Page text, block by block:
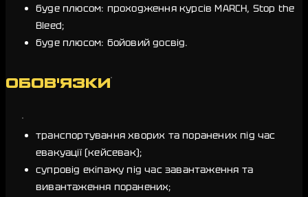
буде плюсом: проходження курсів MARCH, Stop the
Bleed;
буде плюсом: бойовий досвід.
ОБОВ'ЯЗКИ
транспортування хворих та поранених під час
евакуації (кейсевак);
супровід екіпажу під час завантаження та
вивантаження поранених;